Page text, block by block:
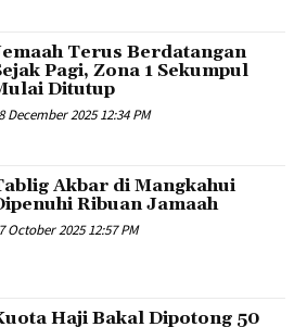
Terus Berdatangan
Pagi, Zona 1 Sekumpul
Ditutup
December 2025 12:34 PM
Akbar di Mangkahui
Ribuan Jamaah
October 2025 12:57 PM
Haji Bakal Dipotong 50